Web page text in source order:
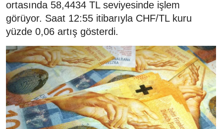
ortasında 58,4434 TL seviyesinde işlem
görüyor. Saat 12:55 itibarıyla CHF/TL kuru
yüzde 0,06 artış gösterdi.